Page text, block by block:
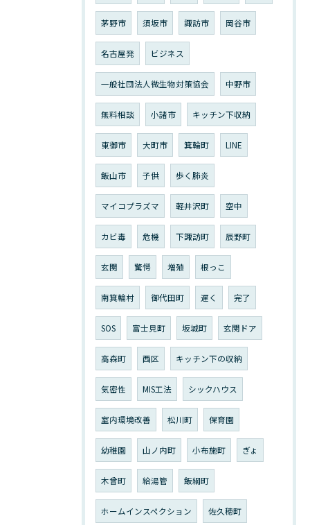
茅野市 須坂市 諏訪市 岡谷市
名古屋発 ビジネス
一般社団法人微生物対策協会 中野市
無料相談 小諸市 キッチン下収納
東御市 大町市 箕輪町 LINE
飯山市 子供 歩く肺炎
マイコプラズマ 軽井沢町 空中
カビ毒 危機 下諏訪町 辰野町
玄関 驚愕 増殖 根っこ
南箕輪村 御代田町 遅く 完了
SOS 富士見町 坂城町 玄関ドア
高森町 西区 キッチン下の収納
気密性 MIS工法 シックハウス
室内環境改善 松川町 保育園
幼稚園 山ノ内町 小布施町 ぎょ
木曾町 給湯管 飯綱町
ホームインスペクション 佐久穂町